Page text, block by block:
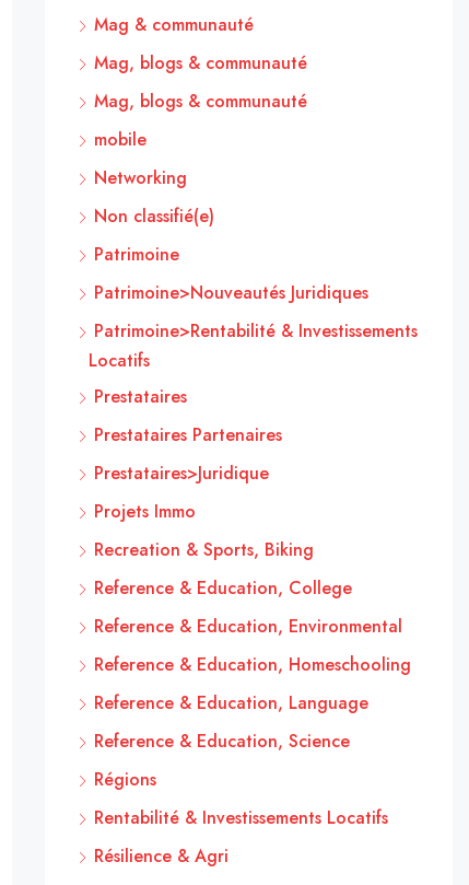
Mag & communauté
Mag, blogs & communauté
Mag, blogs & communauté
mobile
Networking
Non classifié(e)
Patrimoine
Patrimoine>Nouveautés Juridiques
Patrimoine>Rentabilité & Investissements
Locatifs
Prestataires
Prestataires Partenaires
Prestataires>Juridique
Projets Immo
Recreation & Sports, Biking
Reference & Education, College
Reference & Education, Environmental
Reference & Education, Homeschooling
Reference & Education, Language
Reference & Education, Science
Régions
Rentabilité & Investissements Locatifs
Résilience & Agri